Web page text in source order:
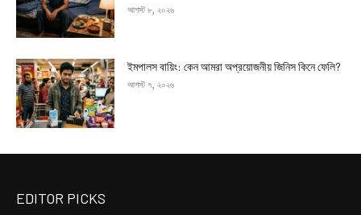
আগস্ট ৮, ২০২৬
ইমপালস বায়িং: কেন আমরা অপ্রয়োজনীয় জিনিস কিনে ফেলি?
আগস্ট ৭, ২০২৬
EDITOR PICKS